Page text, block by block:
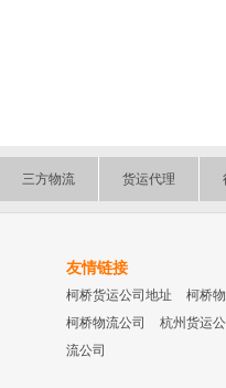
三方物流 货运代理
友情链接
柯桥货运公司地址 柯桥
柯桥物流公司
杭州货运公
流公司